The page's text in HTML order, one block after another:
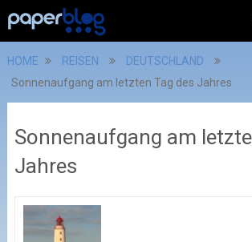
HOME REISEN
DEUTSCHLAND
Sonnenaufgang am letzten Tag des Jahres
Sonnenaufgang am
Jahres